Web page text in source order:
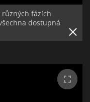
fázích
dostupná